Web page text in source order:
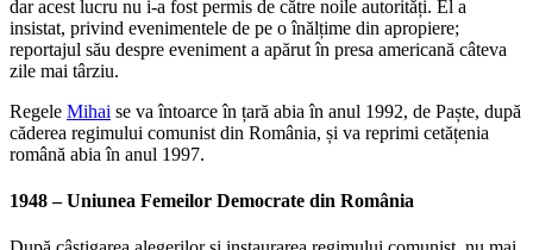
dar acest lucru nu i-a fost permis de către noile autorități. El a
insistat, privind evenimentele de pe o înălțime din apropiere;
reportajul său despre eveniment a apărut în presa americană câteva
zile mai târziu.
Regele Mihai se va întoarce în țară abia în anul 1992, de Paște, după
căderea regimului comunist din România, și va reprimi cetățenia
română abia în anul 1997.
1948 – Uniunea Femeilor Democrate din România